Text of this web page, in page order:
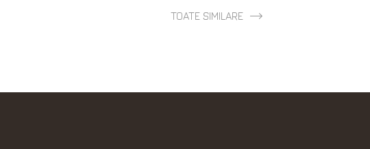
TOATE SIMILARE